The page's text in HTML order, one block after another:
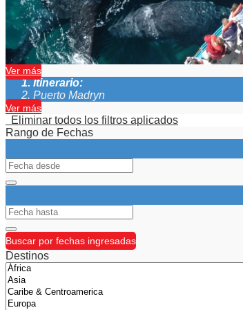
Asistencia al viajero *Excursiones incluidas:
Ver más
Itinerario:
Puerto Madryn
Ver más
Eliminar todos los filtros aplicados
Rango de Fechas
Buscar por fechas ingresadas
Destinos